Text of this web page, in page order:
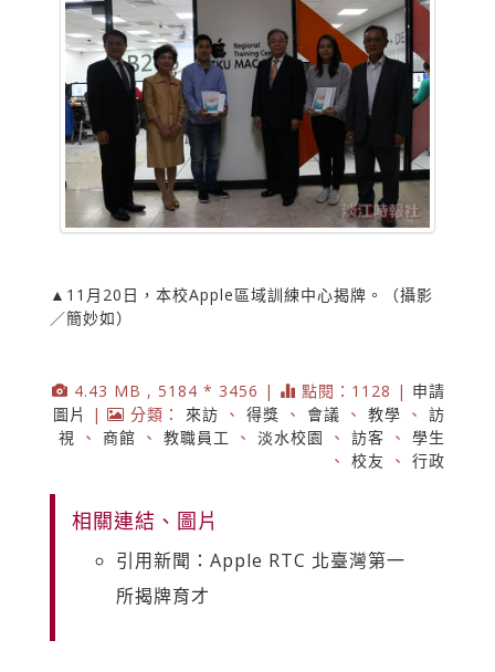
▲11月20日，本校Apple區域訓練中心揭牌。（攝影
／簡妙如）
4.43 MB , 5184 * 3456 | 點閱：1128 | 申請
圖片
| 分類： 來訪 、 得獎 、 會議 、 教學 、 訪
視
、 商館 、 教職員工 、 淡水校園 、 訪客 、 學生
、 校友 、 行政
相關連結、圖片
引用新聞：Apple RTC 北臺灣第一
所揭牌育才